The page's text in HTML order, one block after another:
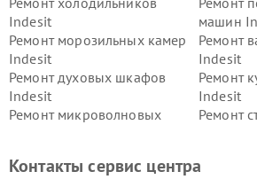
Indesit
машин
Ремонт морозильных камер
Indesit
Ремонт
Indesit
Ремонт духовых шкафов
Indesit
Ремонт
Indesit
Ремонт микроволновых
Ремонт
Indesit
Indesit
Контакты сервис центра